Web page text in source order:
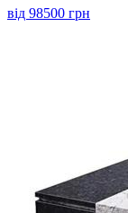
від 98500 грн